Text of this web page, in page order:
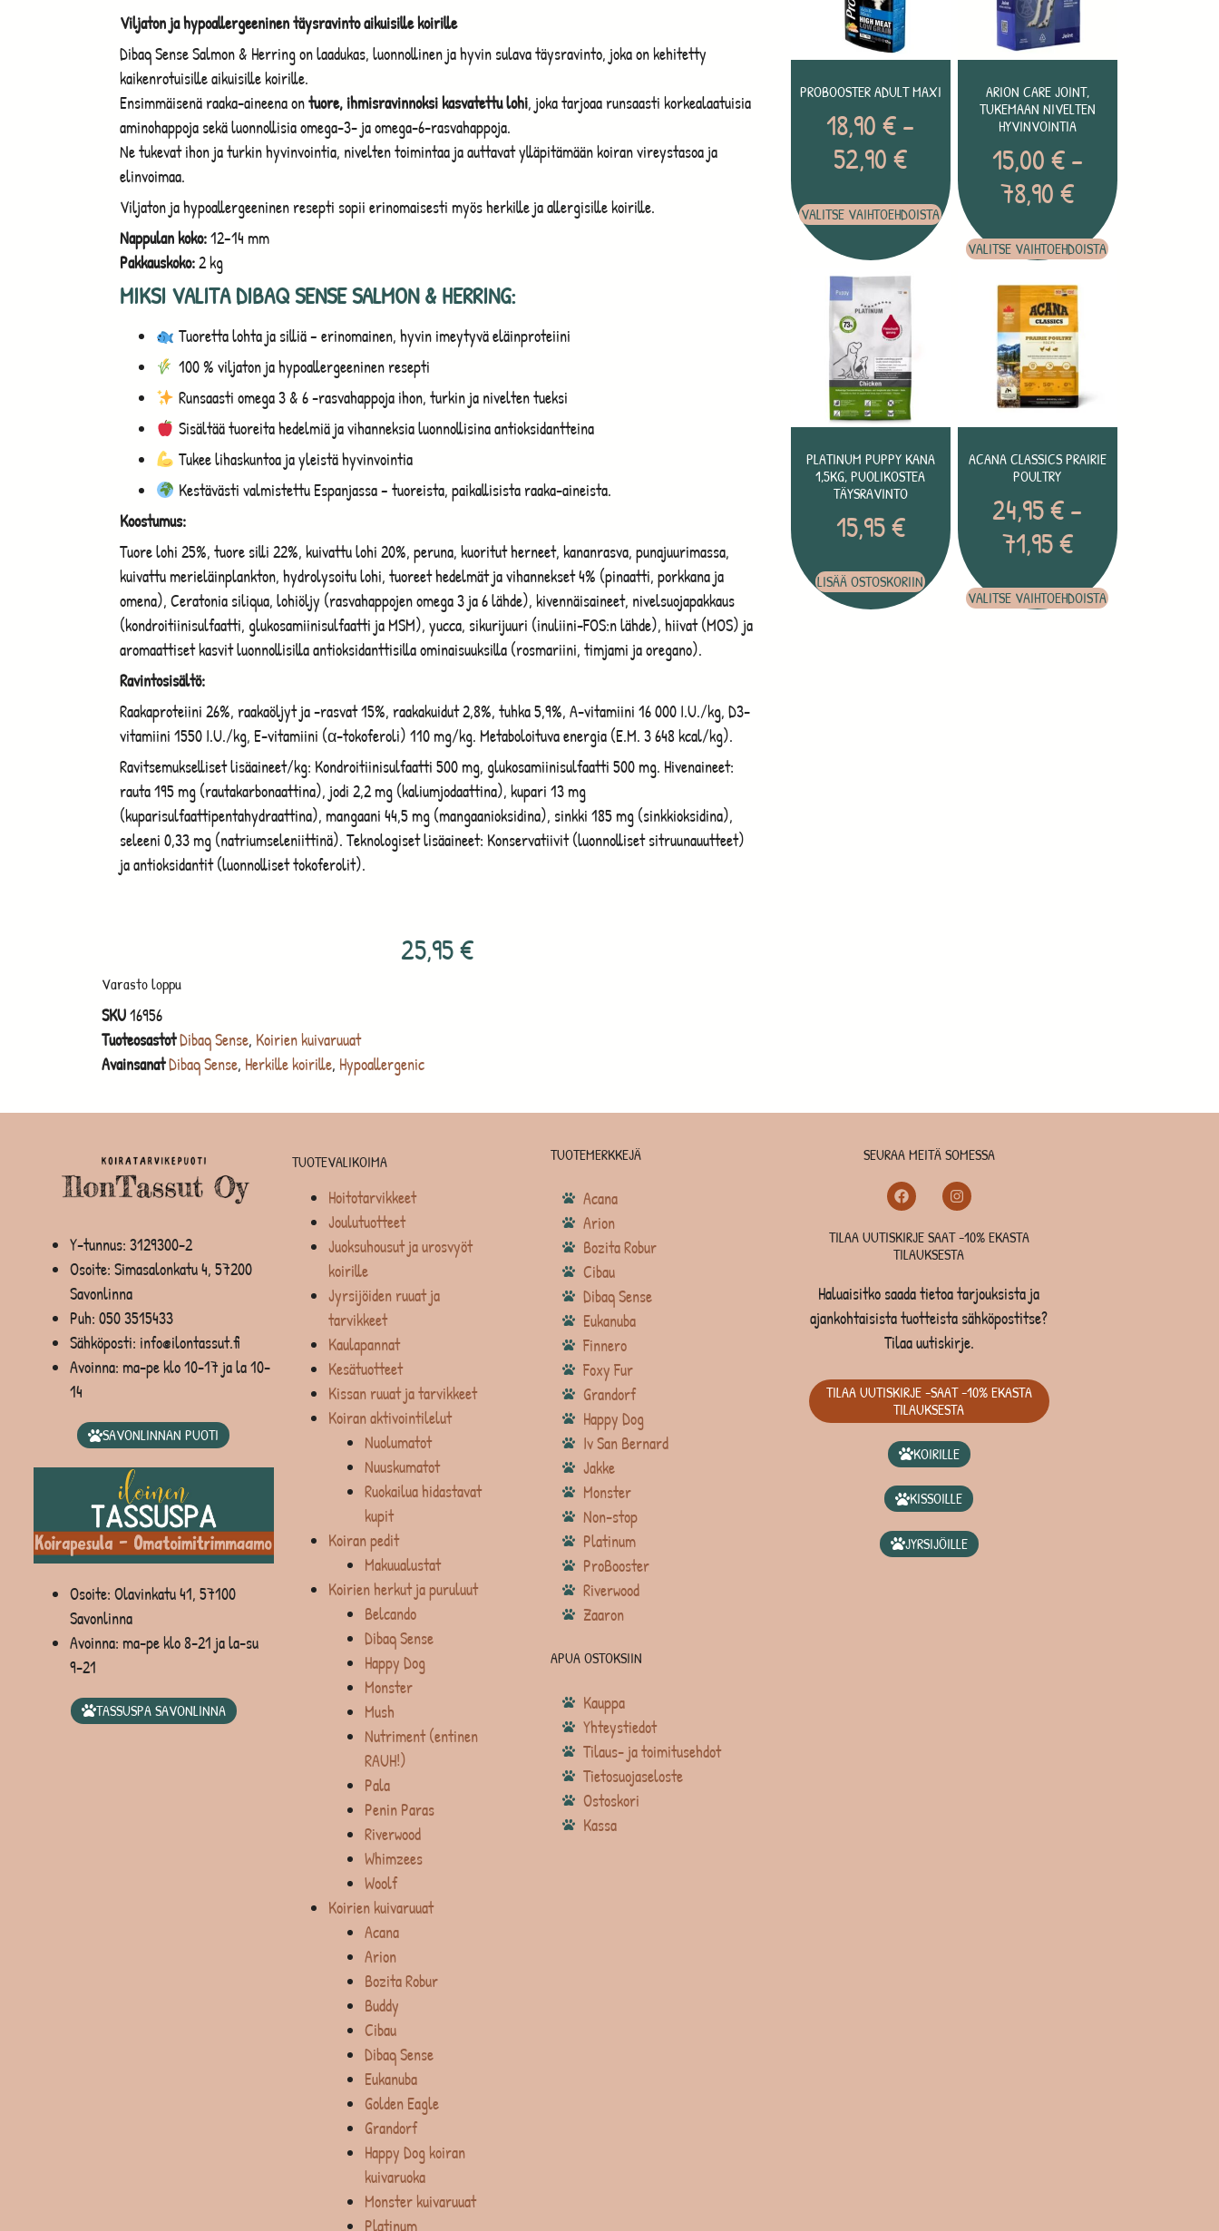
PROBOOSTER ADULT MAXI
18,90€–
52,90€
VALITSE VAIHTOEHDOISTA
ARION CARE JOINT,
TUKEMAAN NIVELTEN
HYVINVOINTIA
15,00€–
78,90€
VALITSE VAIHTOEHDOISTA
PLATINUM PUPPY KANA
1,5KG, PUOLIKOSTEA
TÄYSRAVINTO
15,95€
LISÄÄ OSTOSKORIIN
ACANA CLASSICS PRAIRIE
POULTRY
24,95€–
71,95€
VALITSE VAIHTOEHDOISTA
Viljaton ja hypoallergeeninen täysravinto aikuisille koirille
Dibaq Sense Salmon & Herring on laadukas, luonnollinen ja hyvin sulava täysravinto, joka on kehitetty
kaikenrotuisille aikuisille koirille.
Ensimmäisenä raaka-aineena ontuore, ihmisravinnoksi kasvatettu lohi, joka tarjoaa runsaasti korkealaatuisia
aminohappoja sekä luonnollisia omega-3- ja omega-6-rasvahappoja.
Ne tukevat ihon ja turkin hyvinvointia, nivelten toimintaa ja auttavat ylläpitämään koiran vireystasoa ja
elinvoimaa.
Viljaton ja hypoallergeeninen resepti sopii erinomaisesti myös herkille ja allergisille koirille.
Nappulan koko:12–14 mm
Pakkauskoko:2 kg
MIKSI VALITA DIBAQ SENSE SALMON & HERRING:
Tuoretta lohta ja silliä – erinomainen, hyvin imeytyvä eläinproteiini
100 % viljaton ja hypoallergeeninen resepti
Runsaasti omega 3 & 6 -rasvahappoja ihon, turkin ja nivelten tueksi
Sisältää tuoreita hedelmiä ja vihanneksia luonnollisina antioksidantteina
Tukee lihaskuntoa ja yleistä hyvinvointia
Kestävästi valmistettu Espanjassa – tuoreista, paikallisista raaka-aineista.
Koostumus:
Tuore lohi 25%, tuore silli 22%, kuivattu lohi 20%, peruna, kuoritut herneet, kananrasva, punajuurimassa,
kuivattu merieläinplankton, hydrolysoitu lohi, tuoreet hedelmät ja vihannekset 4% (pinaatti, porkkana ja
omena), Ceratonia siliqua, lohiöljy (rasvahappojen omega 3 ja 6 lähde), kivennäisaineet, nivelsuojapakkaus
(kondroitiinisulfaatti, glukosamiinisulfaatti ja MSM), yucca, sikurijuuri (inuliini-FOS:n lähde), hiivat (MOS) ja
aromaattiset kasvit luonnollisilla antioksidanttisilla ominaisuuksilla (rosmariini, timjami ja oregano).
Ravintosisältö:
Raakaproteiini 26%, raakaöljyt ja -rasvat 15%, raakakuidut 2,8%, tuhka 5,9%, A-vitamiini 16 000 I.U./kg, D3-
vitamiini 1550 I.U./kg, E-vitamiini (α-tokoferoli) 110 mg/kg. Metaboloituva energia (E.M. 3 648 kcal/kg).
Ravitsemukselliset lisäaineet/kg: Kondroitiinisulfaatti 500 mg, glukosamiinisulfaatti 500 mg. Hivenaineet:
rauta 195 mg (rautakarbonaattina), jodi 2,2 mg (kaliumjodaattina), kupari 13 mg
(kuparisulfaattipentahydraattina), mangaani 44,5 mg (mangaanioksidina), sinkki 185 mg (sinkkioksidina),
seleeni 0,33 mg (natriumseleniittinä). Teknologiset lisäaineet: Konservatiivit (luonnolliset sitruunauutteet)
ja antioksidantit (luonnolliset tokoferolit).
25,95€
Varasto loppu
SKU16956
TuoteosastotDibaq Sense, Koirien kuivaruuat
AvainsanatDibaq Sense, Herkille koirille, Hypoallergenic
Y-tunnus: 3129300-2
Osoite: Simasalonkatu 4, 57200
Savonlinna
Puh: 050 3515433
Sähköposti: info@ilontassut.fi
Avoinna: ma-pe klo 10-17 ja la 10-
14
SAVONLINNAN PUOTI
Osoite: Olavinkatu 41, 57100
Savonlinna
Avoinna: ma-pe klo 8-21 ja la-su
9-21
TASSUSPA SAVONLINNA
TUOTEVALIKOIMA
Hoitotarvikkeet
Joulutuotteet
Juoksuhousut ja urosvyöt
koirille
Jyrsijöiden ruuat ja
tarvikkeet
Kaulapannat
Kesätuotteet
Kissan ruuat ja tarvikkeet
Koiran aktivointilelut
Nuolumatot
Nuuskumatot
Ruokailua hidastavat
kupit
Koiran pedit
Makuualustat
Koirien herkut ja puruluut
Belcando
Dibaq Sense
Happy Dog
Monster
Mush
Nutriment (entinen
RAUH!)
Pala
Penin Paras
Riverwood
Whimzees
Woolf
Koirien kuivaruuat
Acana
Arion
Bozita Robur
Buddy
Cibau
Dibaq Sense
Eukanuba
Golden Eagle
Grandorf
Happy Dog koiran
kuivaruoka
Monster kuivaruuat
Platinum
TUOTEMERKKEJÄ
Acana
Arion
Bozita Robur
Cibau
Dibaq Sense
Eukanuba
Finnero
Foxy Fur
Grandorf
Happy Dog
Iv San Bernard
Jakke
Monster
Non-stop
Platinum
ProBooster
Riverwood
Zaaron
APUA OSTOKSIIN
Kauppa
Yhteystiedot
Tilaus- ja toimitusehdot
Tietosuojaseloste
Ostoskori
Kassa
SEURAA MEITÄ SOMESSA
TILAA UUTISKIRJE SAAT -10% EKASTA
TILAUKSESTA
Haluaisitko saada tietoa tarjouksista ja
ajankohtaisista tuotteista sähköpostitse?
Tilaa uutiskirje.
TILAA UUTISKIRJE -SAAT -10% EKASTA
TILAUKSESTA
KOIRILLE
KISSOILLE
JYRSIJÖILLE